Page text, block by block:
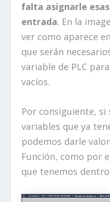
falta asignarle
entrada. En la
ver como aparece
que serán
variable de PLC
vacíos.
Por consiguiente, si
variables que ya
podemos darle
Función, como por
que tenemos